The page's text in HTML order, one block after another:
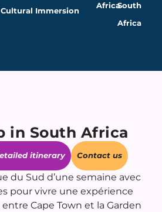
Cultural Immersion
AfricaSouth
Africa
in South Africa
itinerary Contact us
du Sud d’une semaine avec
pour vivre une expérience
Cape Town et la Garden